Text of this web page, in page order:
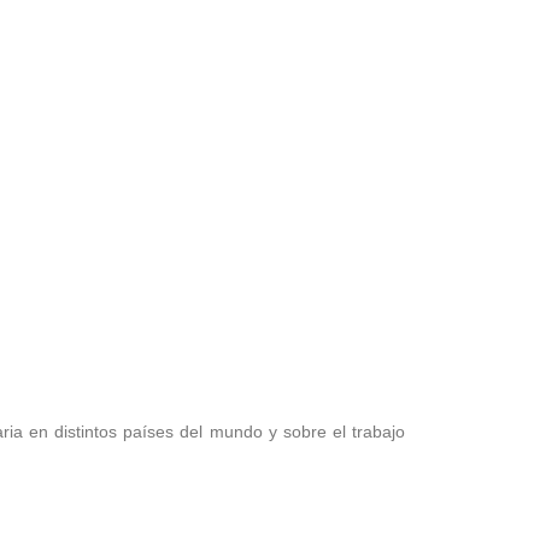
en distintos países del mundo y sobre el trabajo